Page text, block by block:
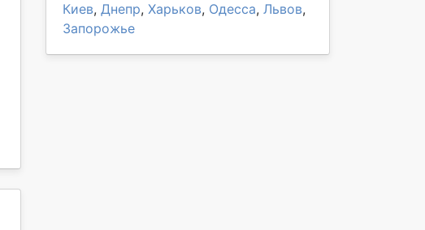
Киев, Днепр, Харьков, Одесса, Львов,
Запорожье